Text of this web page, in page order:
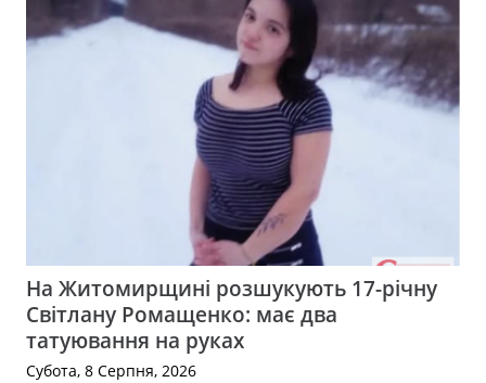
На Житомирщині розшукують 17-річну
Світлану Ромащенко: має два
татуювання на руках
Субота, 8 Серпня, 2026